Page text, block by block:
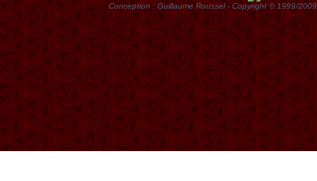
Conception : Guillaume Roussel - Copyright © 1999/